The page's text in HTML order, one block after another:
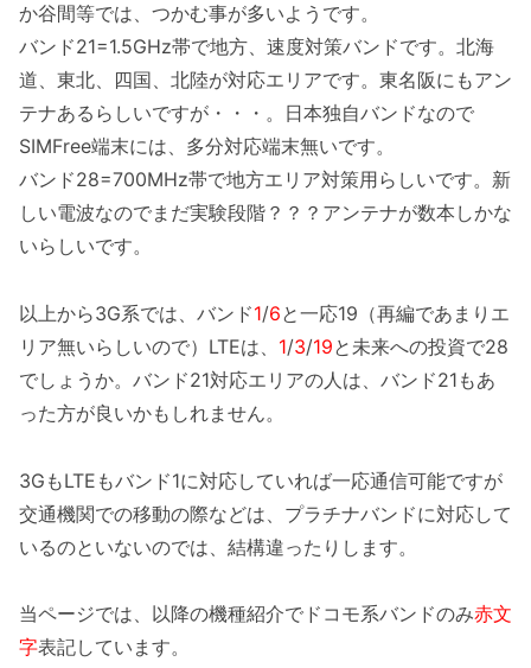
か谷間等では、つかむ事が多いようです。
バンド21=1.5GHz帯で地方、速度対策バンドです。北海
道、東北、四国、北陸が対応エリアです。東名阪にもアン
テナあるらしいですが・・・。日本独自バンドなので
SIMFree端末には、多分対応端末無いです。
バンド28=700MHz帯で地方エリア対策用らしいです。新
しい電波なのでまだ実験段階？？？アンテナが数本しかな
いらしいです。
以上から3G系では、バンド1/6と一応19（再編であまりエ
リア無いらしいので）LTEは、 1/3/19と未来への投資で28
でしょうか。バンド21対応エリアの人は、バンド21もあ
った方が良いかもしれません。
3GもLTEもバンド1に対応していれば一応通信可能ですが
交通機関での移動の際などは、プラチナバンドに対応して
いるのといないのでは、結構違ったりします。
当ページでは、以降の機種紹介でドコモ系バンドのみ赤文
字表記しています。